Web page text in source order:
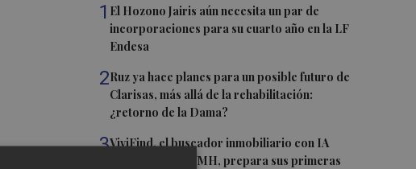
1 El Hozono Jairis aún necesita un par de
incorporaciones para su cuarto año en la LF
Endesa
2Ruz ya hace planes para un posible futuro de
Clarisas, más allá de la rehabilitación:
¿retorno de la Dama?
3ViviFind, el buscador inmobiliario con IA
surgido del PCUMH, prepara sus primeras